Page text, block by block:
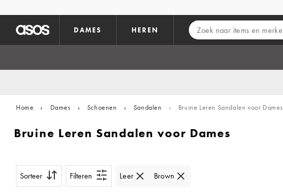
DAMES HEREN
Home › Dames › Schoenen › Sandalen › Bruine Leren Sandalen voor Dames
Bruine Leren Sandalen voor Dames
Sorteer Filteren Leer Brown